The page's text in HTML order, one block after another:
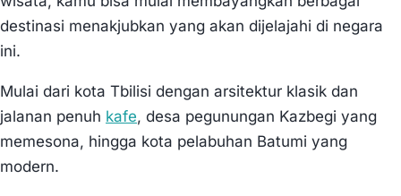
destinasi menakjubkan yang akan dijelajahi di negara
ini.
Mulai dari kota Tbilisi dengan arsitektur klasik dan
jalanan penuh kafe, desa pegunungan Kazbegi yang
memesona, hingga kota pelabuhan Batumi yang
modern.